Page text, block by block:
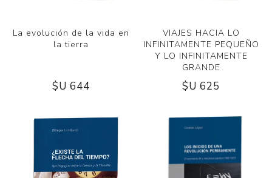
La evolución de la vida en
la tierra
$U 644
VIAJES HACIA LO
INFINITAMENTE PEQUEÑO
Y LO INFINITAMENTE
GRANDE
$U 625